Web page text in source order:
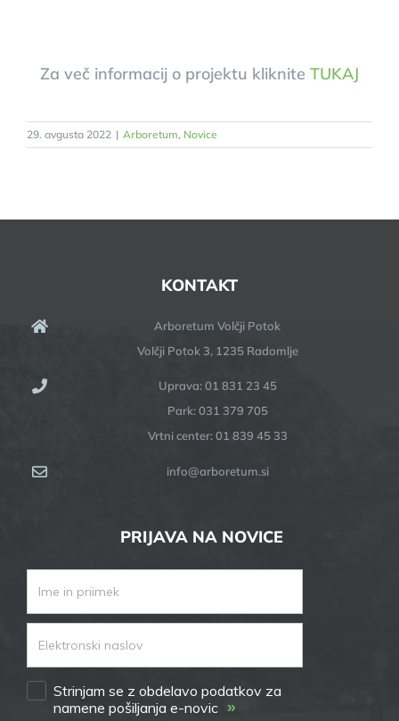
Za več informacij o projektu kliknite TUKAJ
29. avgusta 2022 | Arboretum, Novice
KONTAKT
Arboretum Volčji Potok
Volčji Potok 3, 1235 Radomlje
Uprava: 01 831 23 45
Park: 031 379 705
Vrtni center: 01 839 45 33
info@arboretum.si
PRIJAVA NA NOVICE
Strinjam se z obdelavo podatkov za
namene pošiljanja e-novic »